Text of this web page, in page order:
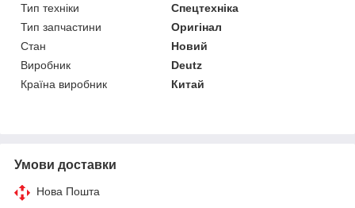
Тип техніки
Спецтехніка
Тип запчастини
Оригінал
Стан
Новий
Виробник
Deutz
Країна виробник
Китай
Умови доставки
Нова Пошта